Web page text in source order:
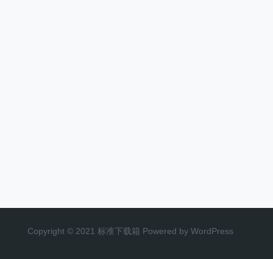
Copyright © 2021 标准下载箱 Powered by WordPress